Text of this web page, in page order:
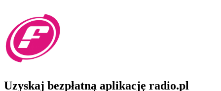
Uzyskaj bezpłatną aplikację radio.pl